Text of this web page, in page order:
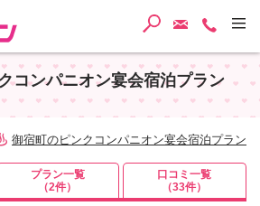
ご予約・
検索
コンパニオン宴会宿泊プラン
御宿町のピンクコンパニオン宴会宿泊プラン
プラン一覧
（2件）
口コミ一覧
（33件）